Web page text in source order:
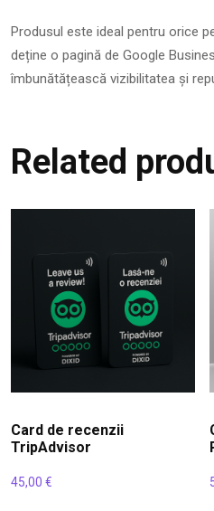
Produsul este ideal pentru orice
deține o pagină de Google
îmbunătățească vizibilitatea și
Related
Card de recenzii
TripAdvisor
45,00 €